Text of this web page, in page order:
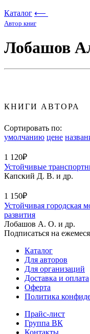
Каталог ⟵
Автор книг
Лобашов
КНИГИ АВТОРА
Сортировать по:
умолчанию цене
1 120₽
Устойчивые
Капский Д. В. и др.
1 150₽
Устойчивая городская
развития
Лобашов А. О. и др.
Подписаться на
Каталог
Для авторов
Для организаций
Доставка и оплата
Оферта
Политика
Прайс-лист
Группа ВК
Контакты